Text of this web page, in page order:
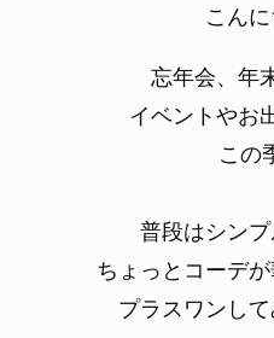
こんに
忘年会、年
イベントやお
この
普段はシンプ
ちょっとコーデ
プラスワンし